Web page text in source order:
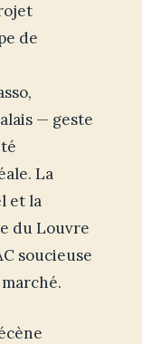
de
— geste
La
et la
du Louvre
soucieuse